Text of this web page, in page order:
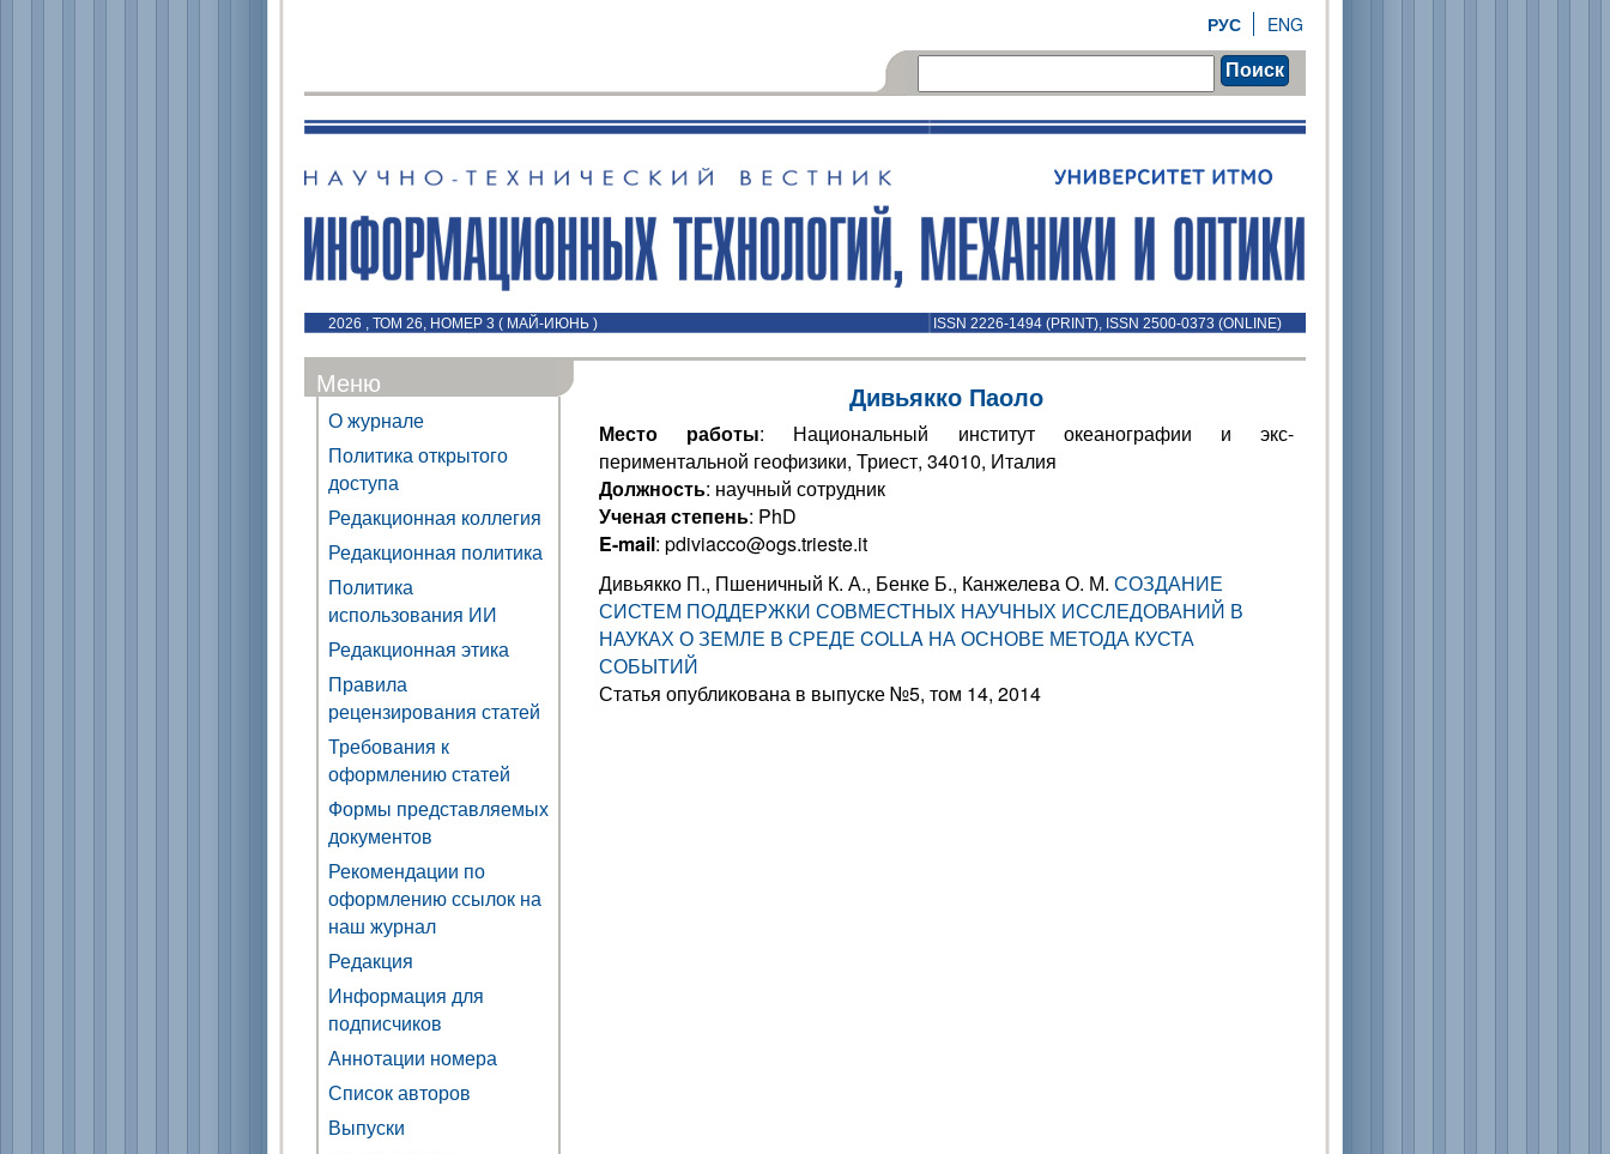
ENG
РУС
Поиск
2026 , ТОМ 26, НОМЕР 3 ( МАЙ-ИЮНЬ ) ISSN 2226-1494 (PRINT), ISSN 2500-0373 (ONLINE)
Меню
О журнале
Политика открытого
доступа
Редакционная коллегия
Редакционная политика
Политика
использования ИИ
Редакционная этика
Правила
рецензирования статей
Требования к
оформлению статей
Формы представляемых
документов
Рекомендации по
оформлению ссылок на
наш журнал
Редакция
Информация для
подписчиков
Аннотации номера
Список авторов
Выпуски
Дивьякко Паоло
Место работы: Национальный институт океанографии и экс-
периментальной геофизики, Триест, 34010, Италия
Должность: научный сотрудник
Ученая степень: PhD
E-mail: pdiviacco@ogs.trieste.it
Дивьякко П., Пшеничный К. А., Бенке Б., Канжелева О. М. СОЗДАНИЕ
СИСТЕМ ПОДДЕРЖКИ СОВМЕСТНЫХ НАУЧНЫХ ИССЛЕДОВАНИЙ В
НАУКАХ О ЗЕМЛЕ В СРЕДЕ COLLA НА ОСНОВЕ МЕТОДА КУСТА
СОБЫТИЙ
Статья опубликована в выпуске №5, том 14, 2014